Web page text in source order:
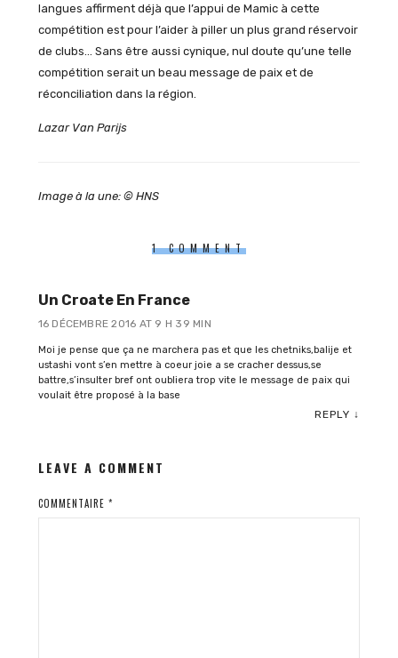
langues affirment déjà que l’appui de Mamic à cette
compétition est pour l’aider à piller un plus grand réservoir
de clubs… Sans être aussi cynique, nul doute qu’une telle
compétition serait un beau message de paix et de
réconciliation dans la région.
Lazar Van Parijs
Image à la une: © HNS
1 COMMENT
Un Croate En France
16 DÉCEMBRE 2016 AT 9 H 39 MIN
Moi je pense que ça ne marchera pas et que les chetniks,balije et
ustashi vont s’en mettre à coeur joie a se cracher dessus,se
battre,s’insulter bref ont oubliera trop vite le message de paix qui
voulait être proposé à la base
REPLY ↓
LEAVE A COMMENT
COMMENTAIRE *